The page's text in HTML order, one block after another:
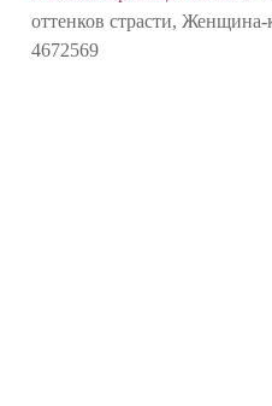
оттенков страсти,
4672569